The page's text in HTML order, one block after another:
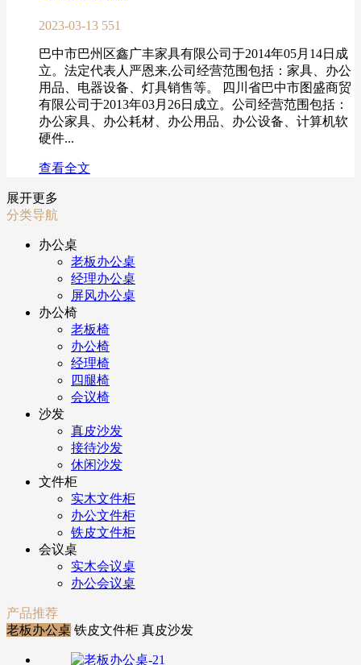
2023-03-13 551
巴中市巴州区鑫广丰家具有限公司于2014年05月14日成
立。法定代表人严恩来,公司经营范围包括：家具、办公
用品、电器设备、灯具销售等。 四川省巴中市图盛商贸
有限公司于2013年03月26日成立。公司经营范围包括：
办公家具、办公耗材、办公用品、办公设备、计算机软
硬件...
查看全文
展开更多
分类导航
办公桌
老板办公桌
经理办公桌
屏风办公桌
办公椅
老板椅
办公椅
经理椅
四腿椅
会议椅
沙发
真皮沙发
接待沙发
休闲沙发
文件柜
实木文件柜
办公文件柜
铁皮文件柜
会议桌
实木会议桌
办公会议桌
产品推荐
老板办公桌 铁皮文件柜 真皮沙发